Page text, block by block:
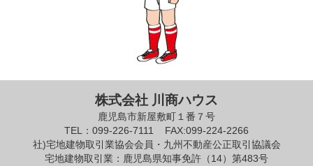
株式会社 川商ハウス
鹿児島市新屋敷町１番７号
TEL：099-226-7111
FAX:099-224-2266
社)宅地建物取引業協会会員・九州不動産公正取引協議会
宅地建物取引業：鹿児島県知事免許（14）第483号